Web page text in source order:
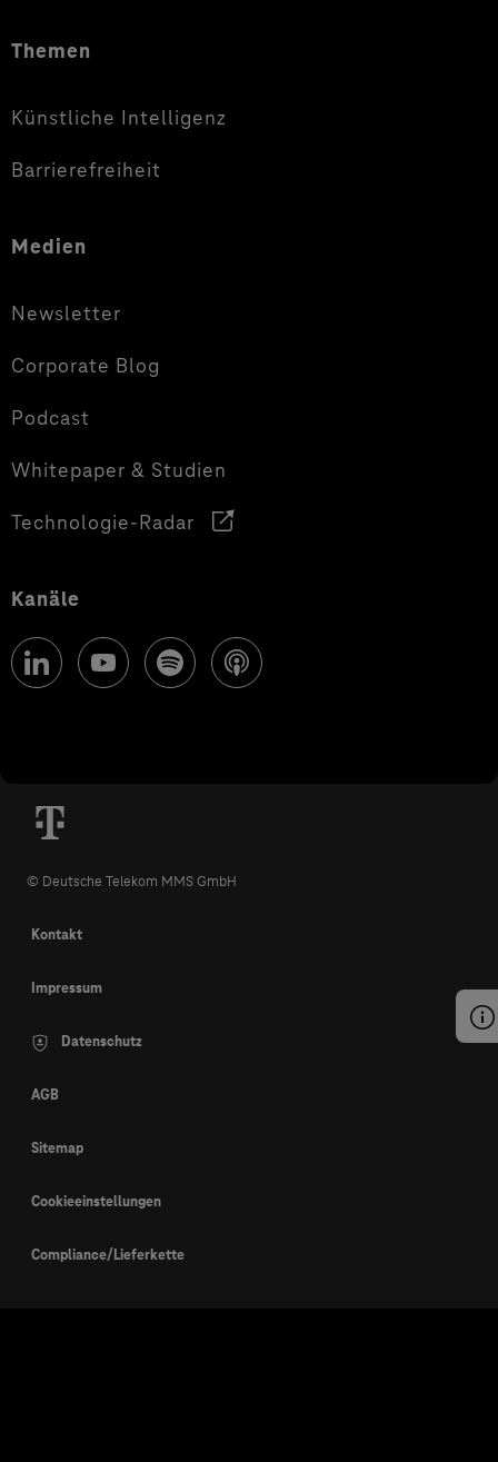
Themen
Künstliche Intelligenz
Barrierefreiheit
Medien
Newsletter
Corporate Blog
Podcast
Whitepaper & Studien
Technologie-Radar
Kanäle
© Deutsche Telekom MMS GmbH
Kontakt
Impressum
Datenschutz
AGB
Sitemap
Cookieeinstellungen
Compliance/Lieferkette